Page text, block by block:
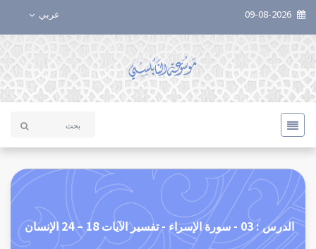
عربي
الدرس : 03 - سورة الإسراء - تفسير الآيات 18 – 24 الإنسان